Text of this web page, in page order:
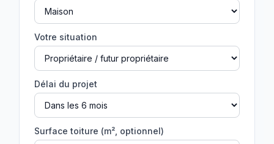
Votre situation
Délai du projet
Surface toiture (m², optionnel)